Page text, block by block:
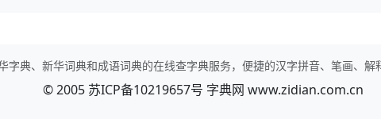
字典、新华词典和成语词典的在线查字典服务，便捷的汉字拼音、笔画、解
© 2005 苏ICP备10219657号 字典网 www.zidian.com.cn